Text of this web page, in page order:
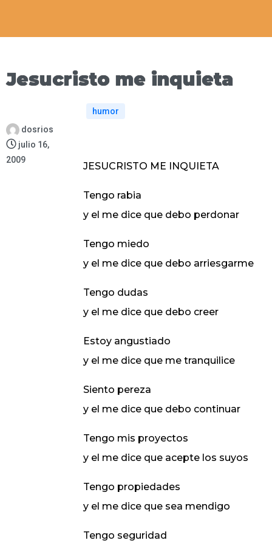
Jesucristo me inquieta
dosrios
julio 16,
2009
humor
JESUCRISTO ME INQUIETA
Tengo rabia
y el me dice que debo perdonar
Tengo miedo
y el me dice que debo arriesgarme
Tengo dudas
y el me dice que debo creer
Estoy angustiado
y el me dice que me tranquilice
Siento pereza
y el me dice que debo continuar
Tengo mis proyectos
y el me dice que acepte los suyos
Tengo propiedades
y el me dice que sea mendigo
Tengo seguridad